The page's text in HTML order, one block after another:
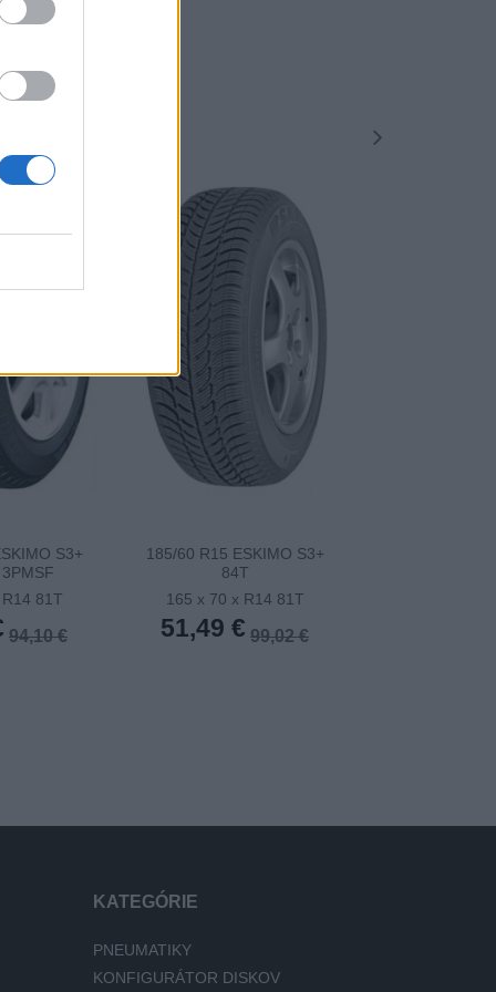
S3+
81T
94,10 €
185/60 R15 ESKIMO S3+
84T
165 x 70 x R14 81T
51,49 € 99,02 €
KATEGÓRIE
PNEUMATIKY
KONFIGURÁTOR DISKOV